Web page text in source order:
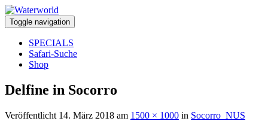
Toggle navigation
SPECIALS
Safari-Suche
Shop
Delfine in Socorro
Veröffentlicht 14. März 2018 am 1500 × 1000 in Socorro_NUS